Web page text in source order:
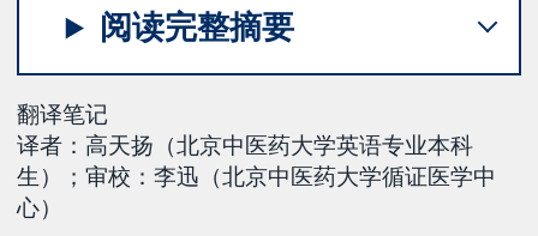
阅读完整摘要
翻译笔记
译者：高天扬（北京中医药大学英语专业本科
生）；审校：李迅（北京中医药大学循证医学中
心）